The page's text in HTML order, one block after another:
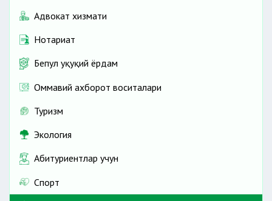
Адвокат хизмати
Нотариат
Бепул ҳуқуқий ёрдам
Оммавий ахборот воситалари
Туризм
Экология
Абитуриентлар учун
Спорт